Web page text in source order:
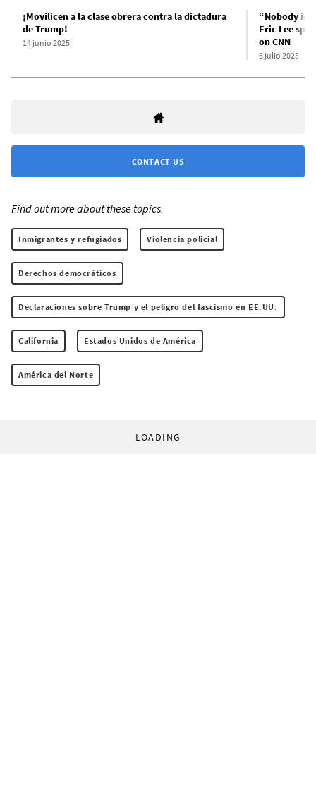
¡Movilicen a la clase obrera contra la dictadura
de Trump!
14 junio 2025
“Nobody is
Eric Lee
on CNN
6 julio 2025
CONTACT US
Find out more about these topics:
Inmigrantes y refugiados Violencia policial
Derechos democráticos
Declaraciones sobre Trump y el peligro del fascismo en EE.UU.
California Estados Unidos de América
América del Norte
LOADING